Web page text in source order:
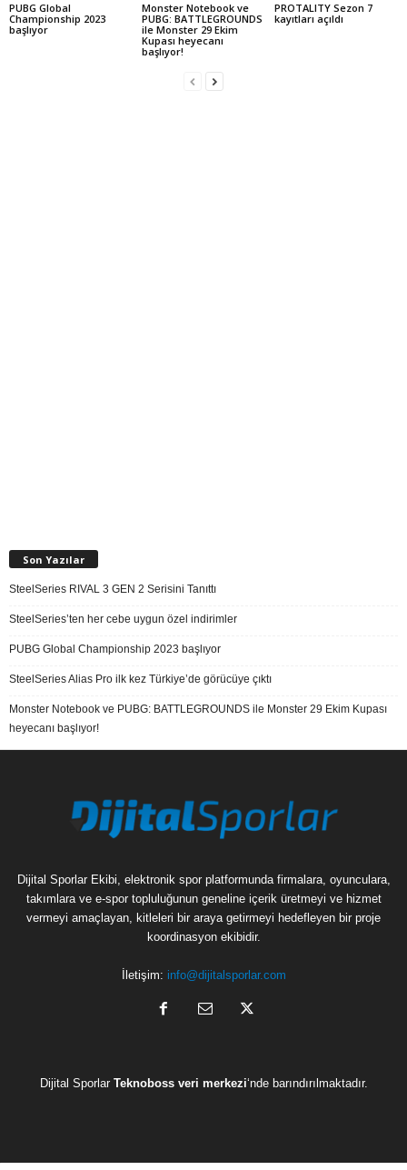
PUBG Global
Championship 2023
başlıyor
Monster Notebook ve
PUBG: BATTLEGROUNDS
ile Monster 29 Ekim
Kupası heyecanı
başlıyor!
PROTALITY Sezon 7
kayıtları açıldı
Son Yazılar
SteelSeries RIVAL 3 GEN 2 Serisini Tanıttı
SteelSeries’ten her cebe uygun özel indirimler
PUBG Global Championship 2023 başlıyor
SteelSeries Alias Pro ilk kez Türkiye’de görücüye çıktı
Monster Notebook ve PUBG: BATTLEGROUNDS ile Monster 29 Ekim Kupası
heyecanı başlıyor!
Dijital Sporlar Ekibi, elektronik spor platformunda firmalara, oyunculara,
takımlara ve e-spor topluluğunun geneline içerik üretmeyi ve hizmet
vermeyi amaçlayan, kitleleri bir araya getirmeyi hedefleyen bir proje
koordinasyon ekibidir.
İletişim: info@dijitalsporlar.com
Dijital Sporlar Teknoboss veri merkezi‘nde barındırılmaktadır.